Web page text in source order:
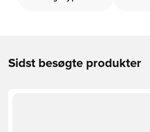
Sidst besøgte produkter